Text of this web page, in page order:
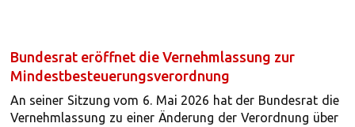
Bundesrat eröffnet die Vernehmlassung zur
Mindestbesteuerungsverordnung
An seiner Sitzung vom 6. Mai 2026 hat der Bundesrat die
Vernehmlassung zu einer Änderung der Verordnung über